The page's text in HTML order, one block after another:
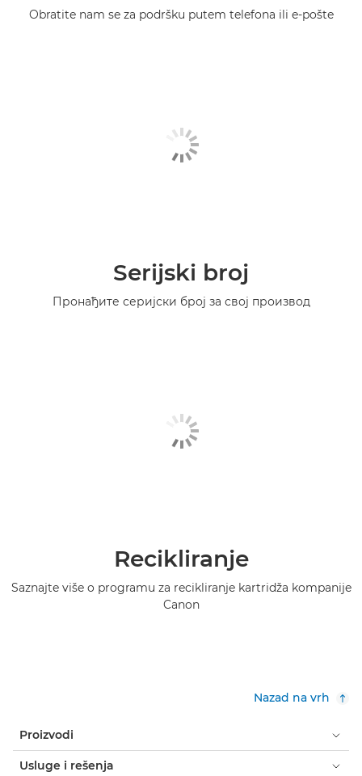
Obratite nam se za podršku putem telefona ili e-pošte
Serijski broj
Пронађите серијски број за свој производ
Recikliranje
Saznajte više o programu za recikliranje kartridža kompanije
Canon
Nazad na vrh
Proizvodi
Usluge i rešenja